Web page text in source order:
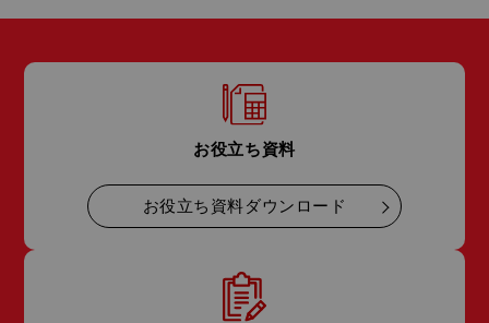
お役立ち資料
お役立ち資料ダウンロード